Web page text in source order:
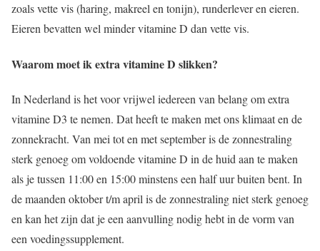
zoals vette vis (haring, makreel en tonijn), runderlever en eieren.
Eieren bevatten wel minder vitamine D dan vette vis.
Waarom moet ik extra vitamine D slikken?
In Nederland is het voor vrijwel iedereen van belang om extra
vitamine D3 te nemen. Dat heeft te maken met ons klimaat en de
zonnekracht. Van mei tot en met september is de zonnestraling
sterk genoeg om voldoende vitamine D in de huid aan te maken
als je tussen 11:00 en 15:00 minstens een half uur buiten bent. In
de maanden oktober t/m april is de zonnestraling niet sterk genoeg
en kan het zijn dat je een aanvulling nodig hebt in de vorm van
een voedingssupplement.